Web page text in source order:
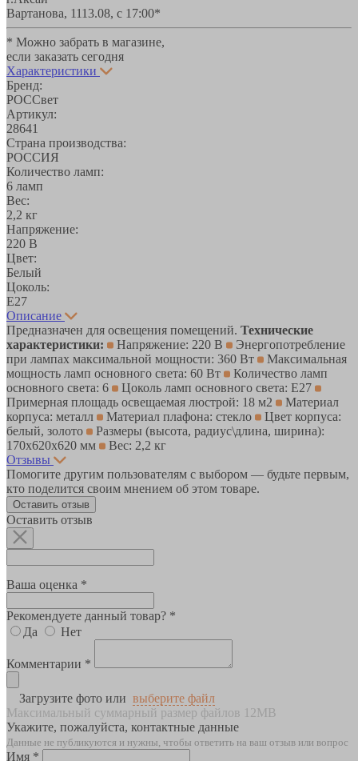
Вартанова, 1113.08, с 17:00*
* Можно забрать в магазине,
если заказать сегодня
Характеристики
Бренд:
РОССвет
Артикул:
28641
Страна производства:
РОССИЯ
Количество ламп:
6 ламп
Вес:
2,2 кг
Напряжение:
220 В
Цвет:
Белый
Цоколь:
E27
Описание
Предназначен для освещения помещений. Технические
характеристики:
Напряжение: 220 В
Энергопотребление
при лампах максимальной мощности: 360 Вт
Максимальная
мощность ламп основного света: 60 Вт
Количество ламп
основного света: 6
Цоколь ламп основного света: E27
Примерная площадь освещаемая люстрой: 18 м2
Материал
корпуса: металл
Материал плафона: стекло
Цвет корпуса:
белый, золото
Размеры (высота, радиус\длина, ширина):
170x620x620 мм
Вес: 2,2 кг
Отзывы
Помогите другим пользователям с выбором — будьте первым,
кто поделится своим мнением об этом товаре.
Оставить отзыв
Оставить отзыв
Ваша оценка *
Рекомендуете данный товар? *
Да
Нет
Комментарии *
Загрузите фото или выберите файл
Максимальный суммарный размер файлов 12MB
Укажите, пожалуйста, контактные данные
Данные не публикуются и нужны, чтобы ответить на ваш отзыв или вопрос
Имя *